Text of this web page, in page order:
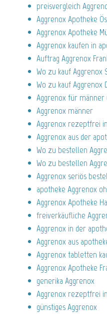
preisvergleich
Aggrenox Apotheke
Aggrenox Apotheke
Aggrenox kaufen in
Auftrag Aggrenox
Wo zu kauf Aggrenox
Wo zu kauf Aggrenox
Aggrenox für
Aggrenox männer
Aggrenox rezeptfrei
Aggrenox aus der
Wo zu bestellen
Wo zu bestellen
Aggrenox seriös
apotheke Aggrenox
Aggrenox Apotheke
freiverkäufliche
Aggrenox in der
Aggrenox aus
Aggrenox tabletten
Aggrenox Apotheke
generika Aggrenox
Aggrenox rezeptfrei
günstiges Aggrenox